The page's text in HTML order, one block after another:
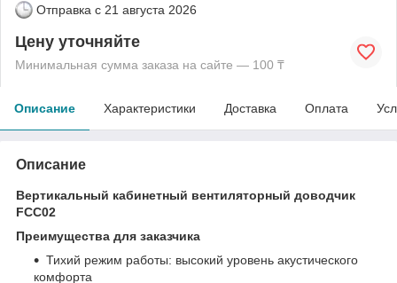
Отправка с 21 августа 2026
Цену уточняйте
Минимальная сумма заказа на сайте — 100 ₸
Описание Характеристики Доставка Оплата
Описание
Вертикальный кабинетный вентиляторный доводчик
FCC02
Преимущества для заказчика
Тихий режим работы: высокий уровень акустического
комфорта